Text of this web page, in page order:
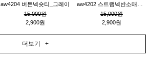
aw4204 버튼넥숏티_그레이
15,000원
2,900원
15,000원
2,900원
더보기 +